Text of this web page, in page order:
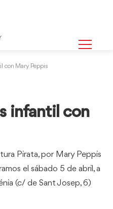
con Mary Peppis
infantil con
Pirata, por Mary Peppis
el sábado 5 de abril, a
(c/ de Sant Josep, 6)